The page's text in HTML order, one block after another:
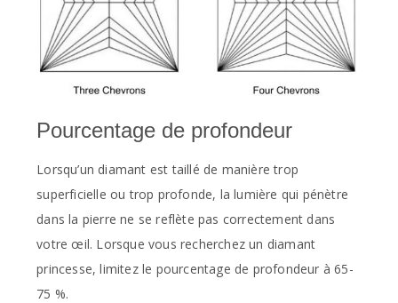
Pourcentage de profondeur
Lorsqu’un diamant est taillé de manière trop
superficielle ou trop profonde, la lumière qui pénètre
dans la pierre ne se reflète pas correctement dans
votre œil. Lorsque vous recherchez un diamant
princesse, limitez le pourcentage de profondeur à 65-
75 %.